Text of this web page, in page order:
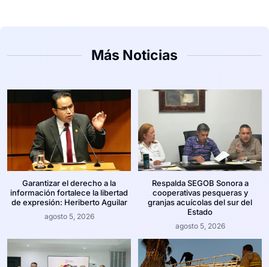
Más Noticias
Garantizar el derecho a la
información fortalece la libertad
de expresión: Heriberto Aguilar
agosto 5, 2026
Respalda SEGOB Sonora a
cooperativas pesqueras y
granjas acuícolas del sur del
Estado
agosto 5, 2026